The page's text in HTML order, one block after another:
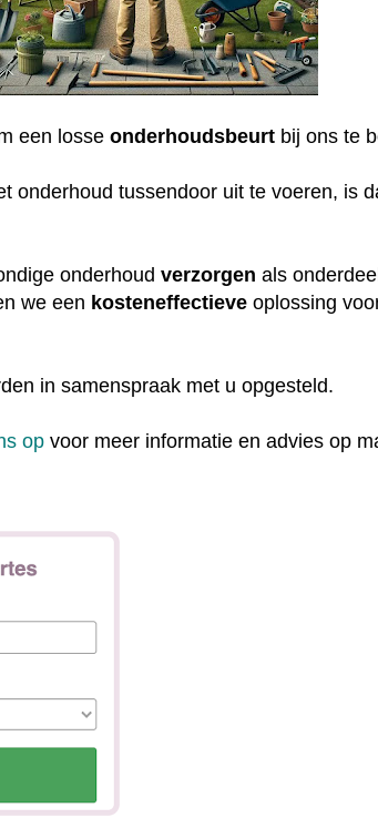
een losseonderhoudsbeurt bij ons te
onderhoud tussendoor uit te voeren, is
onderhoudverzorgen als
we een kosteneffectieve oplossing
in samenspraak met u opgesteld.
op voor meer informatie en advies op